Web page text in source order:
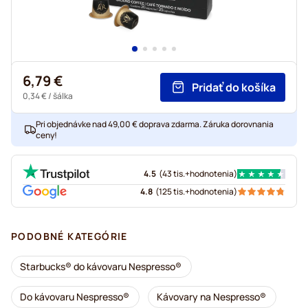
6,79 €
0,34 €/ šálka
Pridať do košíka
Pri objednávke nad 49,00 € doprava zdarma. Záruka dorovnania
ceny!
4.5 (43 tis.+hodnotenia)
4.8 (125 tis.+hodnotenia)
PODOBNÉ KATEGÓRIE
Starbucks® do kávovaru Nespresso®
Do kávovaru Nespresso® Kávovary na Nespresso®